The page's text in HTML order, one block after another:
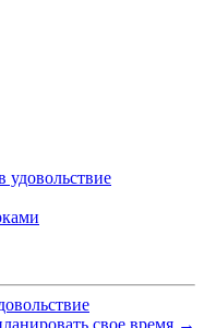
удовольствие